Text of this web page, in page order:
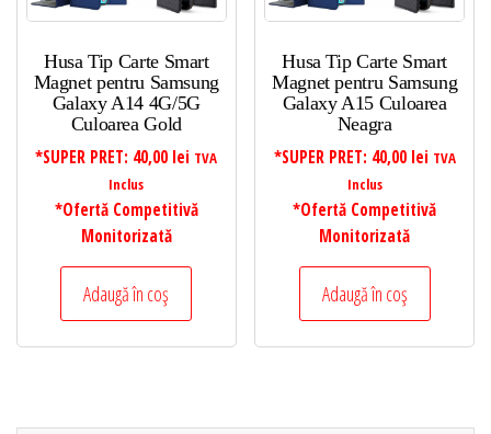
Husa Tip Carte Smart
Magnet pentru Samsung
Galaxy A14 4G/5G
Culoarea Gold
*SUPER PRET: 40,00 lei TVA
Inclus
*Ofertă Competitivă
Monitorizată
Adaugă în coș
Husa Tip Carte Smart
Magnet pentru Samsung
Galaxy A15 Culoarea
Neagra
*SUPER PRET: 40,00 lei TVA
Inclus
*Ofertă Competitivă
Monitorizată
Adaugă în coș